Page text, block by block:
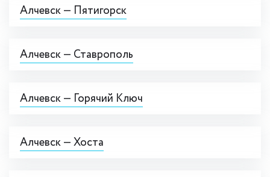
Алчевск — Пятигорск
Алчевск — Ставрополь
Алчевск — Горячий Ключ
Алчевск — Хоста